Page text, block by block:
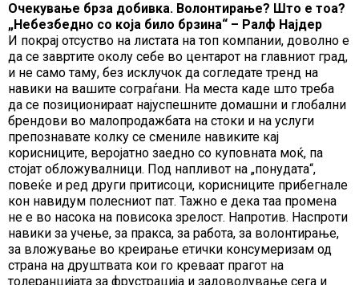
Очекување брза добивка. Волонтирање? Што е тоа?
„Небезбедно со која било брзина“ – Ралф Најдер
И покрај отсуство на листата на топ компании, доволно е
да се завртите околу себе во центарот на главниот град,
и не само таму, без исклучок да согледате тренд на
навики на вашите сограѓани. На места каде што треба
да се позиционираат најуспешните домашни и глобални
брендови во малопродажбата на стоки и на услуги
препознавате колку се смениле навиките кај
корисниците, веројатно заедно со куповната моќ, па
стојат обложувалници. Под напливот на „понудата“,
повеќе и ред други притисоци, корисниците прибегнале
кон навидум полесниот пат. Тажно е дека таа промена
не е во насока на повисока зрелост. Напротив. Наспроти
навики за учење, за пракса, за работа, за волонтирање,
за вложување во креирање етички консумеризам од
страна на друштвата кои го креваат прагот на
толеранцијата за фрустрација и задоволување сега и